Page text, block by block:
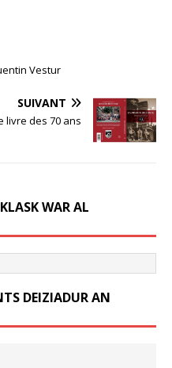
Vestur
SUIVANT
livre des 70 ans
WAR AL
DEIZIADUR AN